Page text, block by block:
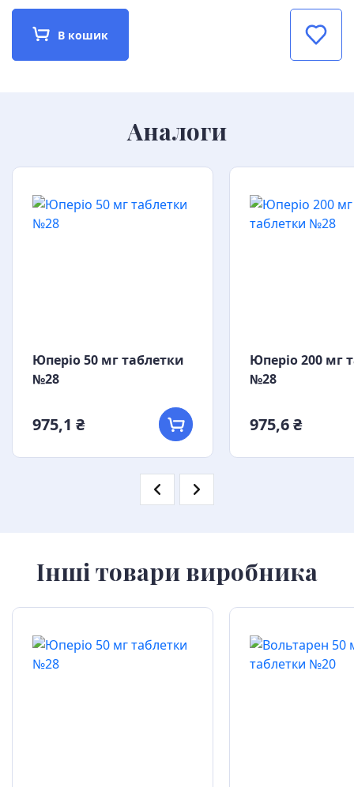
В кошик
Аналоги
Юперіо 50 мг таблетки
№28
975,1 ₴
Юперіо 200 мг
№28
975,6 ₴
Інші товари виробника